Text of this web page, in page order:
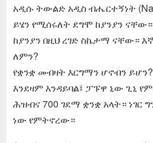
አዲሱ ትውልድ አዲስ ብሔርተኝነት
ይሄን የሚሰሩለት ደግሞ ከያንያን
ከያንያን በዚህ ረገድ ስኬታማ ናቸው።
ለምን?
የቋንቋ መብዛት እርግማን ሆኖብን ይሆን?
እንደዛም እንዳይባል፤ ፓፑዋ ኒው ጊኒ
ሕዝብና 700 ገደማ ቋንቋ አላት። ነገር
ነው የምትኖረው።